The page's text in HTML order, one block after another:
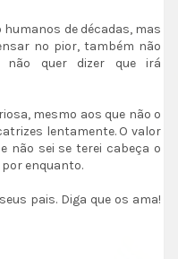
de décadas, mas
no pior, também não
não quer dizer que irá
mesmo aos que não o
lentamente. O valor
não sei se terei cabeça o
enquanto.
pais. Diga que os ama!